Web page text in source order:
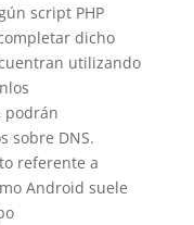
script PHP
dicho
utilizando
podrán
sobre DNS.
referente a
Android suele